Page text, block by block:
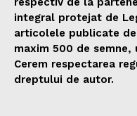
integral protejat de
articolele publicate
maxim 500 de
Cerem respectarea
dreptului de autor.